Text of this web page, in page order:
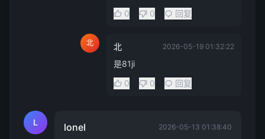
0
0 回复
北 北 2026-05-19 01:32:22
是81ji
0
0 回复
L lonel 2026-05-13 01:38:40